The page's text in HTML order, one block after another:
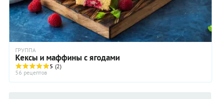
ГРУППА
Кексы и маффины с ягодами
5 (2)
56 рецептов